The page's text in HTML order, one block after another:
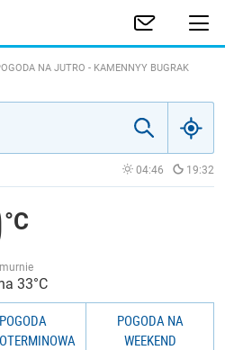
NA JUTRO - KAMENNYY BUGRAK
04:46 19:32
33°C
POGODA
POGODA NA
WEEKEND